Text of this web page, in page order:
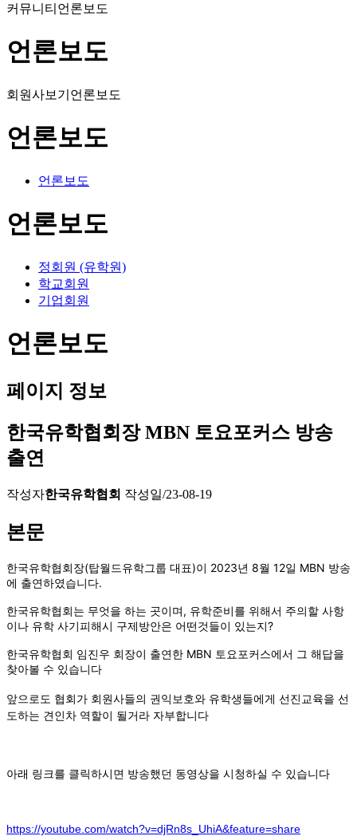
커뮤니티 언론보도
언론보도
회원사보기 언론보도
언론보도
언론보도
언론보도
정회원 (유학원)
학교회원
기업회원
언론보도
페이지 정보
한국유학협회장 MBN 토요포커스 방송
출연
작성자한국유학협회 작성일/23-08-19
본문
한국유학협회장(탑월드유학그룹 대표)이 2023년 8월 12일 MBN 방송
에 출연하였습니다.
한국유학협회는 무엇을 하는 곳이며, 유학준비를 위해서 주의할 사항
이나 유학 사기피해시 구제방안은 어떤것들이 있는지?
한국유학협회 임진우 회장이 출연한 MBN 토요포커스에서 그 해답을
찾아볼 수 있습니다
앞으로도 협회가 회원사들의 권익보호와 유학생들에게 선진교육을 선
도하는 견인차 역할이 될거라 자부합니다
아래 링크를 클릭하시면 방송했던 동영상을 시청하실 수 있습니다
https://youtube.com/watch?v=djRn8s_UhiA&feature=share